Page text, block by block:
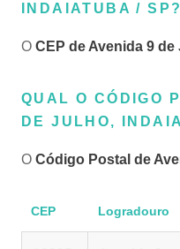
INDAIATUBA / SP?
O CEP de Avenida 9 de
QUAL O CÓDIGO
DE JULHO,
O Código Postal de
CEP Logradouro